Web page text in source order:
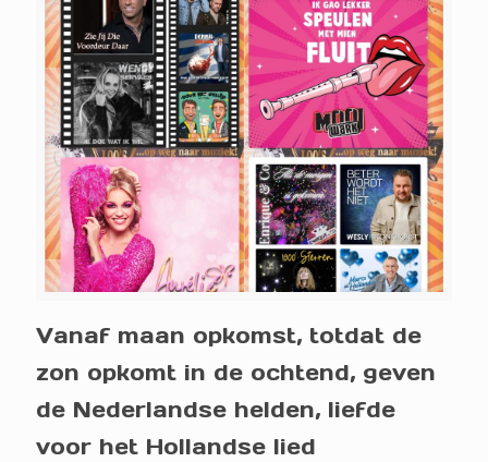
Vanaf maan opkomst, totdat de
zon opkomt in de ochtend, geven
de Nederlandse helden, liefde
voor het Hollandse lied